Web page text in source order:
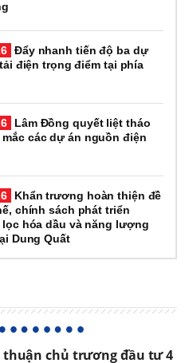
Đẩy nhanh tiến độ ba dự
điện trọng điểm tại phía
Lâm Đồng quyết liệt tháo
các dự án nguồn điện
Khẩn trương hoàn thiện đề
chính sách phát triển
lọc hóa dầu và năng lượng
Dung Quất
thuận chủ trương đầu tư 4